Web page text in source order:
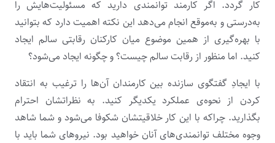
کار گردد. اگر کارمند توانمندی دارید که مسئولیت‌هایش را
به‌درستی و به‌موقع انجام می‌دهد این نکته اهمیت دارد که بتوانید
با بهره‌گیری از همین موضوع میان کارکنان رقابتی سالم ایجاد
کنید. اما منظور از رقابت سالم چیست؟ و چگونه ایجاد می‌شود؟
با ایجادِ گفتگوی سازنده بین کارمندان آن‌ها را ترغیب به انتقاد
کردن از نحوه‌ی عملکرد یکدیگر کنید. به نظراتشان احترام
بگذارید. چراکه با این کار خلاقیتشان شکوفا می‌شود و شما شاهد
وجوه مختلف توانمندی‌های آنان خواهید بود. نیروهای شما باید با